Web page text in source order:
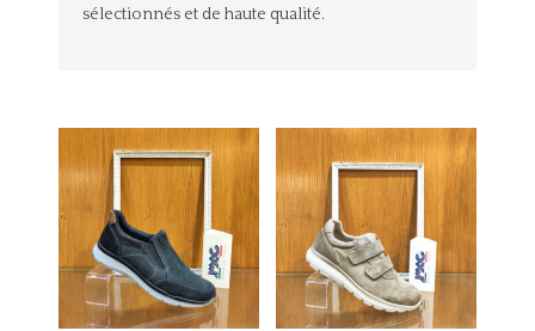
sélectionnés et de haute qualité.